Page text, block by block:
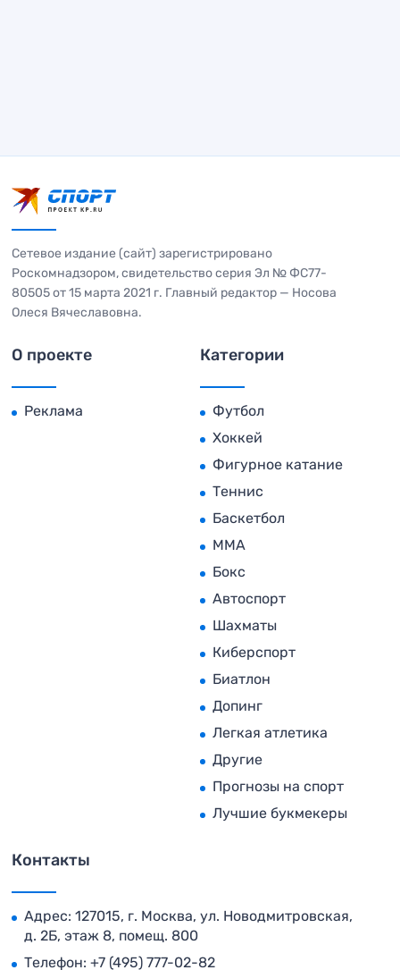
Сетевое издание (сайт) зарегистрировано
Роскомнадзором, свидетельство серия Эл № ФС77-
80505 от 15 марта 2021 г. Главный редактор — Носова
Олеся Вячеславовна.
О проекте
Реклама
Категории
Футбол
Хоккей
Фигурное катание
Теннис
Баскетбол
MMA
Бокс
Автоспорт
Шахматы
Киберспорт
Биатлон
Допинг
Легкая атлетика
Другие
Прогнозы на спорт
Лучшие букмекеры
Контакты
Адрес: 127015, г. Москва, ул. Новодмитровская,
д. 2Б, этаж 8, помещ. 800
Телефон: +7 (495) 777-02-82